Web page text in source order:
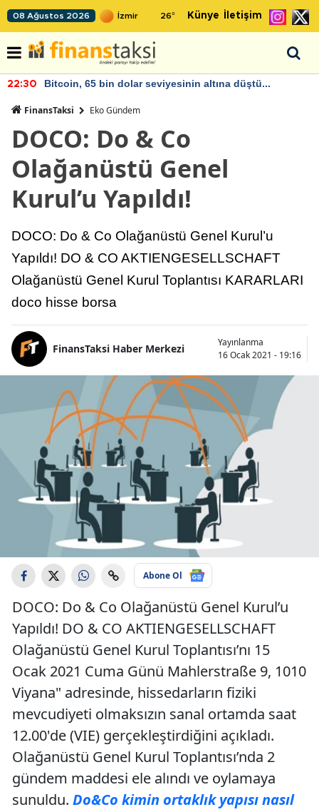
08 Ağustos 2026 26° Künye İletişim
22:30 Bitcoin, 65 bin dolar seviyesinin altına düştü...
FinansTaksi Eko Gündem
DOCO: Do & Co
Olağanüstü Genel
Kurul’u Yapıldı!
DOCO: Do & Co Olağanüstü Genel Kurul’u
Yapıldı! DO & CO AKTIENGESELLSCHAFT
Olağanüstü Genel Kurul Toplantısı KARARLARI
doco hisse borsa
FinansTaksi Haber Merkezi
Yayınlanma
16 Ocak 2021 - 19:16
Abone Ol
DOCO: Do & Co Olağanüstü Genel Kurul’u
Yapıldı! DO & CO AKTIENGESELLSCHAFT
Olağanüstü Genel Kurul Toplantısı’nı 15
Ocak 2021 Cuma Günü Mahlerstraße 9, 1010
Viyana" adresinde, hissedarların fiziki
mevcudiyeti olmaksızın sanal ortamda saat
12.00'de (VIE) gerçekleştirdiğini açıkladı.
Olağanüstü Genel Kurul Toplantısı’nda 2
gündem maddesi ele alındı ve oylamaya
sunuldu. Do&Co kimin ortaklık yapısı nasıl